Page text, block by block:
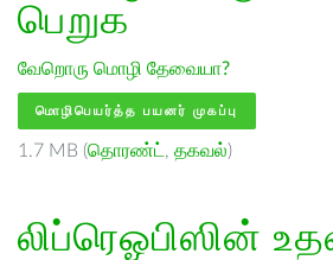
பெறுக
வேறொரு மொழி தேவையா?
மொழிபெயர்த்த பயனர் முகப்பு
1.7 MB (தொரண்ட் , தகவல்)
லிப்ரெஓபிஸின்